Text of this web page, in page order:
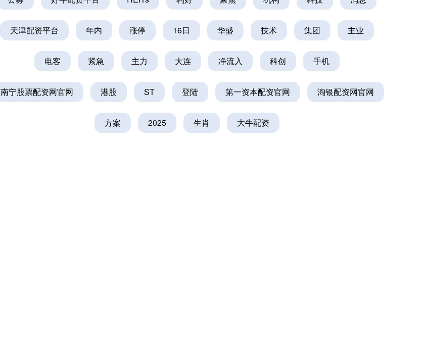
天津配资平台 年内 涨停 16日 华盛 技术 集团 主业
电客 紧急 主力 大连 净流入 科创 手机
南宁股票配资网官网 港股 ST 登陆 第一资本配资官网 淘银配资网官网
方案 2025 生肖 大牛配资